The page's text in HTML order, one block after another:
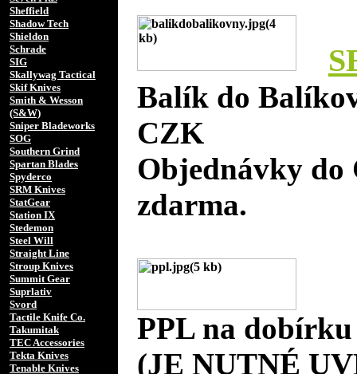
Sheffield
Shadow Tech
Shieldon
Schrade
SIG
Skallywag Tactical
Skif Knives
Smith & Wesson
(S&W)
Sniper Bladeworks
SOG
Southern Grind
Spartan Blades
Spyderco
SRM Knives
StatGear
Station IX
Stedemon
Steel Will
Straight Line
Stroup Knives
Summit Gear
Suprlativ
Svord
Tactile Knife Co.
Takumitak
TEC Accessories
Tekta Knives
Tenable Knives
Balík do
CZK
Objednávky do
zdarma.
PPL na
(JE NUTNÉ